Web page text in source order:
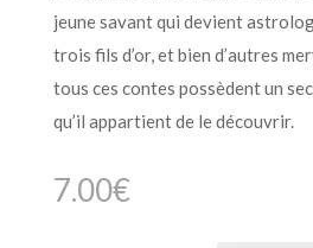
jeune savant qui devient
trois fils d’or, et bien d’autres
tous ces contes possèdent un
qu’il appartient de le découvrir.
7.00€